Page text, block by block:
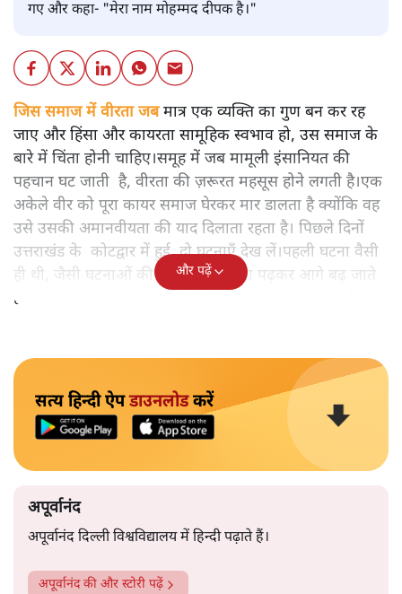
गए और कहा- "मेरा नाम मोहम्मद दीपक है।"
जिस समाज में वीरता जबमात्र एक व्यक्ति का गुण बन कर रह
जाए और हिंसा और कायरता सामूहिक स्वभाव हो, उस समाज के
बारे में चिंता होनी चाहिए।समूह में जब मामूली इंसानियत की
पहचान घट जाती है, वीरता की ज़रूरत महसूस होने लगती है।एक
अकेले वीर को पूरा कायर समाज घेरकर मार डालता है क्योंकि वह
उसे उसकी अमानवीयता की याद दिलाता रहता है। पिछले दिनों
उत्तराखंड के कोटद्वार में हुई दो घटनाएँ देख लें।पहली घटना वैसी
ही थी, जैसी घटनाओं की खबर हम रोज़ाना पढ़कर आगे बढ़ जाते
हैं।भारत के तक़रीबन हर हिस्से से ऐसी खबर आती ही रहती है।
और पढ़ें
सत्य हिन्दी ऐपडाउनलोडकरें
अपूर्वानंद
अपूर्वानंद दिल्ली विश्वविद्यालय में हिन्दी पढ़ाते हैं।
अपूर्वानंदकी और स्टोरी पढ़ें